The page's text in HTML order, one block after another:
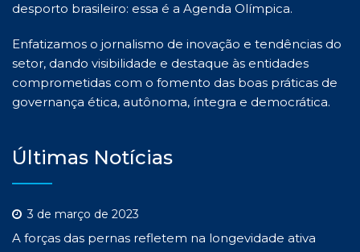
desporto brasileiro: essa é a Agenda Olímpica.
Enfatizamos o jornalismo de inovação e tendências do
setor, dando visibilidade e destaque às entidades
comprometidas com o fomento das boas práticas de
governança ética, autônoma, íntegra e democrática.
Últimas Notícias
3 de março de 2023
A forças das pernas refletem na longevidade ativa